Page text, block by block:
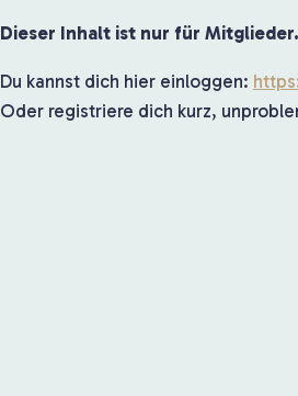
Dieser Inhalt ist nur für Mitglieder.
Du kannst dich hier einloggen:
Oder registriere dich kurz,